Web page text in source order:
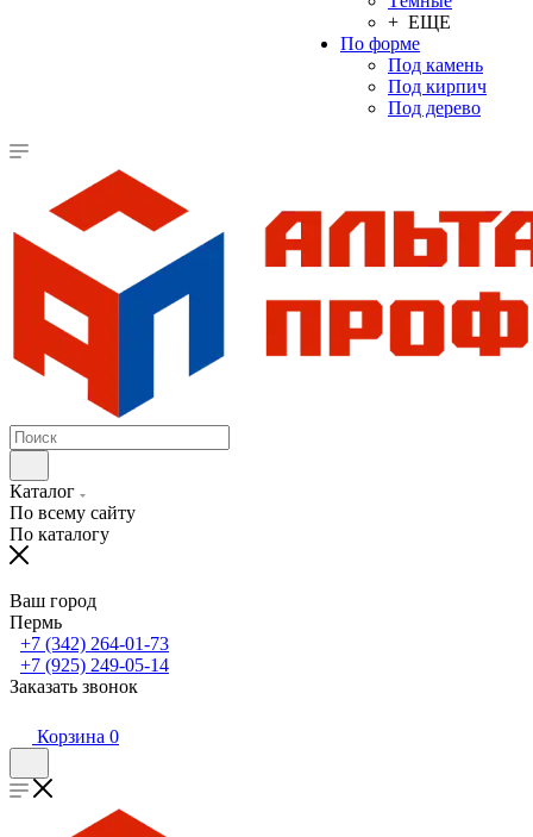
+ ЕЩЕ
По форме
Под камень
Под кирпич
Под дерево
Каталог
По всему сайту
По каталогу
Ваш город
Пермь
+7 (342) 264-01-73
+7 (925) 249-05-14
Заказать звонок
Корзина 0